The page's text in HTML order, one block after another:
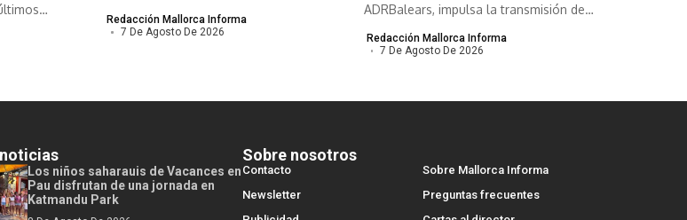
Redacción Mallorca Informa
7 De Agosto De 2026
ADRBalears, impulsa la transmisión de
Redacción Mallorca Informa
7 De Agosto De 2026
Los niños saharauis de Vacances en
Pau disfrutan de una jornada en
Katmandu Park
Sobre nosotros
Contacto
Sobre Mallorca Informa
Newsletter
Preguntas frecuentes